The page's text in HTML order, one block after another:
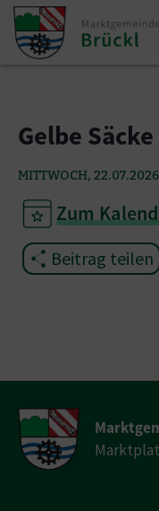
Zum Inhalt springen
Zum Seitenende
Gelbe
MITTWOCH, 22.07.2026
Zum
Beitrag teilen